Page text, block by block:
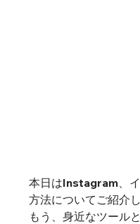
本日はInstagram、
方法についてご紹介
もう、身近なツール